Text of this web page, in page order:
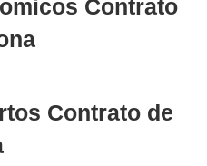
Contrato
Contrato de